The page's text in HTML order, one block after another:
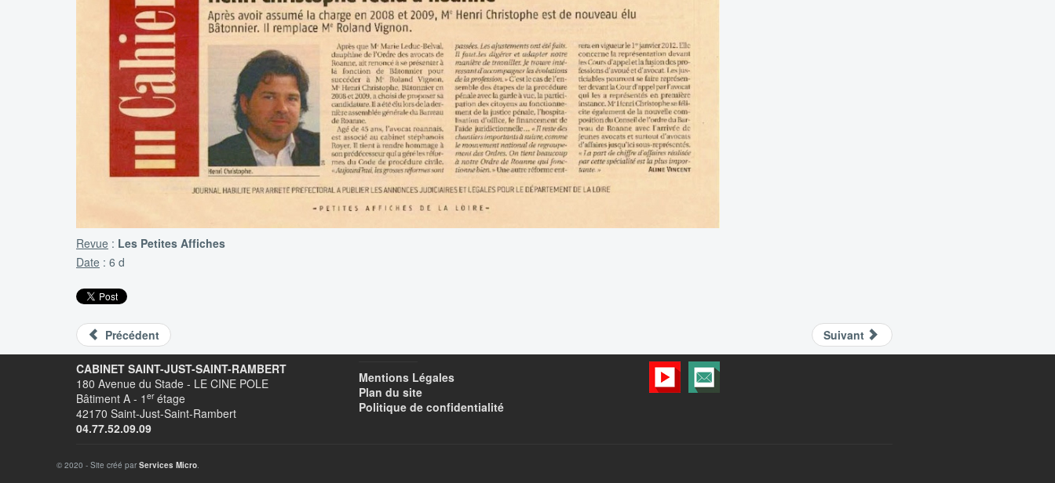
Revue : Les Petites Affiches
Date : 6 d
Précédent Suivant
CABINET SAINT-JUST-SAINT-RAMBERT
180 Avenue du Stade - LE CINE POLE
Bâtiment A - 1 er étage
42170 Saint-Just-Saint-Rambert
04.77.52.09.09
Mentions Légales
Plan du site
Politique de confidentialité
© 2020 - Site créé par Services Micro.